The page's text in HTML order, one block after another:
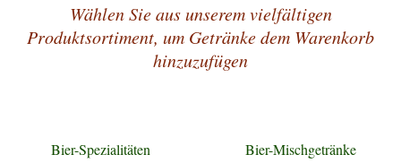
Unser Service
Wählen Sie aus unserem vielfältigen
Produktsortiment, um Getränke dem Warenkorb
hinzuzufügen
Bier-Spezialitäten Bier-Mischgetränke